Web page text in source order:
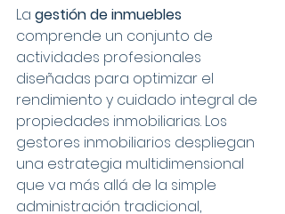
La gestión de inmuebles
comprende un conjunto de
actividades profesionales
diseñadas para optimizar el
rendimiento y cuidado integral de
propiedades inmobiliarias. Los
gestores inmobiliarios despliegan
una estrategia multidimensional
que va más allá de la simple
administración tradicional,